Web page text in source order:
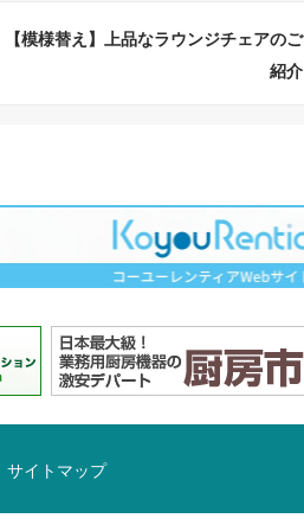
【模様替え】上品なラウンジチェアのご
紹介
サイトマップ